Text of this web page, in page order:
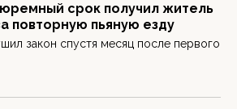
срок получил житель
повторную пьяную езду
закон спустя месяц после первого